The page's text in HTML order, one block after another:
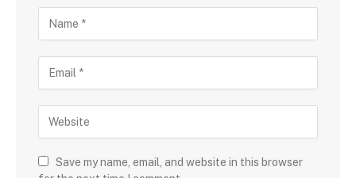
Save my name, email, and website in this browser